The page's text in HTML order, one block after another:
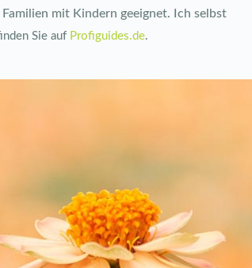
mit Kindern geeignet. Ich selbst
Sie auf Profiguides.de.